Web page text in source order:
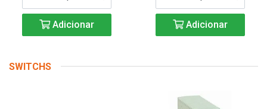
Adicionar Adicionar
SWITCHS